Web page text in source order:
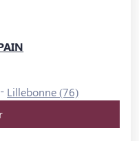
- Lillebonne (76)